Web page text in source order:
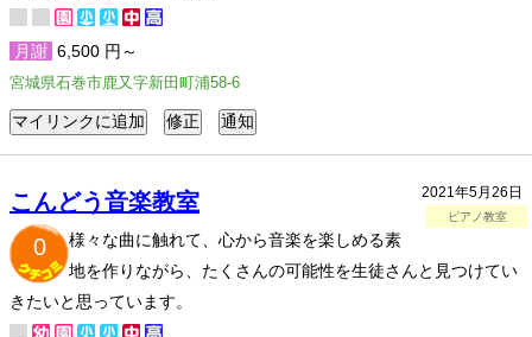
月謝 6,500 円～
宮城県石巻市鹿又字新田町浦58-6
2021年5月26日
ピアノ教室
こんどう音楽教室
0
様々な曲に触れて、心から音楽を楽しめる素
地を作りながら、たくさんの可能性を生徒さんと見つけてい
きたいと思っています。